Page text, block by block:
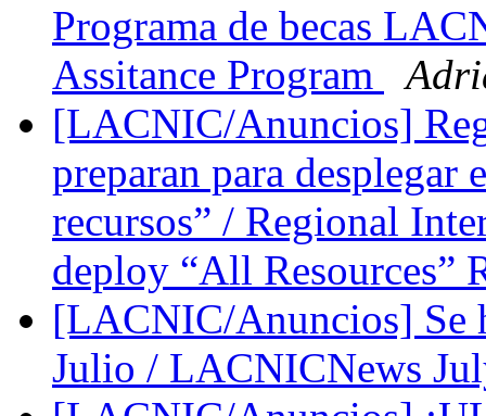
Programa de becas
Assitance Program
[LACNIC/Anuncios]
preparan para
recursos” / Regional
deploy “All Resources”
[LACNIC/Anuncios] Se
Julio / LACNICNews